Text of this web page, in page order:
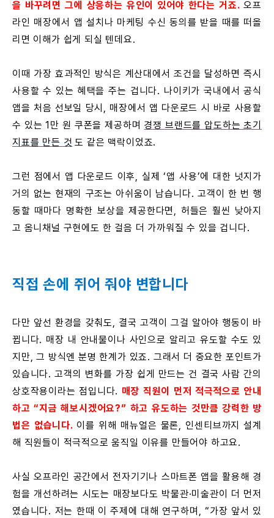
을 바꾸려면 그에 상응하는 유인이 있어야 한다는 거죠.오프
라인 매장에서 앱 설치나 마케팅 수신 동의를 받을 때를 떠올
리면 이해가 쉽게 되실 텐데요.
이때 가장 효과적인 방식은 계산대에서 조건을 달성하면 즉시
사용할 수 있는 혜택을 주는 겁니다. 나이키가 국내에서 공식
앱을 처음 선보일 당시, 매장에서 앱 다운로드 시 바로 사용할
수 있는 1만 원 쿠폰을 제공하며 경쟁 브랜드를 압도하는 초기
지표를 만든 것 도 같은 맥락이었죠.
그런 점에서 앱 다운로드 이후, 실제 ‘앱 사용’에 대한 넛지가
거의 없는 현재의 구조는 아쉬움이 남습니다. 고객이 한 번 행
동할 때마다 명확한 보상을 제공한다면, 허들은 훨씬 낮아지
고 옴니채널 구현에도 한 걸음 더 가까워질 수 있을 겁니다.
직접 손에 쥐어 줘야 변합니다
다만 앞선 환경을 갖춰도, 결국 고객이 그걸 알아야 행동이 바
뀝니다. 매장 내 안내물이나 사인으로 알리고 유도할 수도 있
지만, 그 방식엔 분명 한계가 있죠. 그래서 더 중요한 포인트가
있습니다. 고객의 변화를 가장 쉽게 만드는 건 결국 사람 간의
상호작용이라는 점입니다. 매장 직원이 먼저 적극적으로 안내
하고 “지금 해보시겠어요?” 하고 유도하는 것만큼 강력한 방
법은 없습니다. 이를 위해 매뉴얼은 물론, 인센티브까지 설계
해 직원들이 적극적으로 움직일 이유를 만들어야 하고요.
사실 오프라인 공간에서 전자기기나 스마트폰 앱을 활용해 경
험을 개선하려는 시도는 매장보다도 박물관·미술관이 더 먼저
였습니다. 저는 한때 이 주제에 대해 연구하며, “가장 앞서 있